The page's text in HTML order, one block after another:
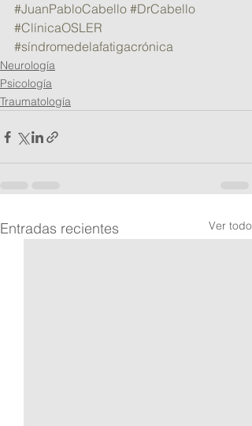
#JuanPabloCabello #DrCabello
#ClínicaOSLER
#síndromedelafatigacrónica
Neurología
Psicología
Traumatología
Entradas recientes Ver todo